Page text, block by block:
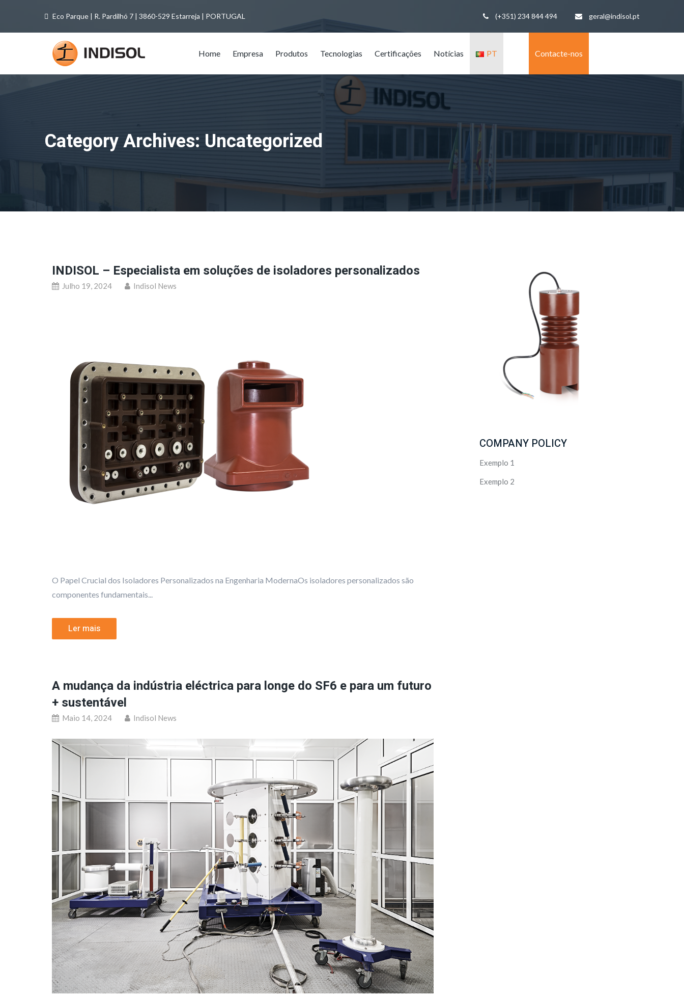
Eco Parque | R. Pardilhó 7 | 3860-529 Estarreja | PORTUGAL (+351) 234 844 494 geral@indisol.pt
Home Empresa Produtos Tecnologias Certificações Notícias PT Contacte-nos
Category Archives: Uncategorized
INDISOL – Especialista em soluções de isoladores personalizados
Julho 19, 2024 Indisol News
O Papel Crucial dos Isoladores Personalizados na Engenharia ModernaOs isoladores personalizados são
componentes fundamentais...
Ler mais
A mudança da indústria eléctrica para longe do SF6 e para um futuro
+ sustentável
Maio 14, 2024 Indisol News
COMPANY POLICY
Exemplo 1
Exemplo 2